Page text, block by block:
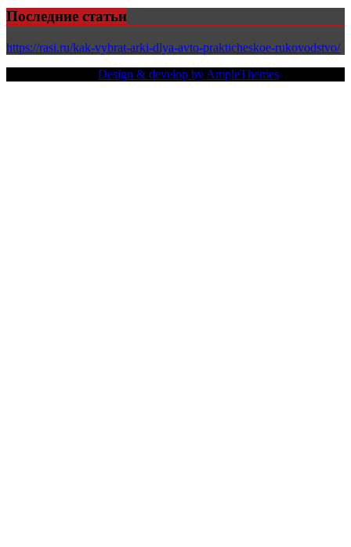
Последние статьи
https://rasi.ru/kak-vybrat-arki-dlya-avto-prakticheskoe-rukovodstvo/
Design & develop by AmpleThemes